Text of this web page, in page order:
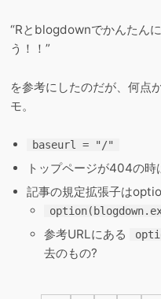
“Rとblogdownでかんたん
う！！”
を参考にしたのだが、何点
モ。
baseurl = "/"
トップページが404の
記事の規定拡張子は
参考URLにある
去のもの?